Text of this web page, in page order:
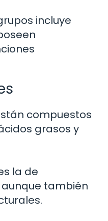
incluye
compuestos
grasos y
la de
también